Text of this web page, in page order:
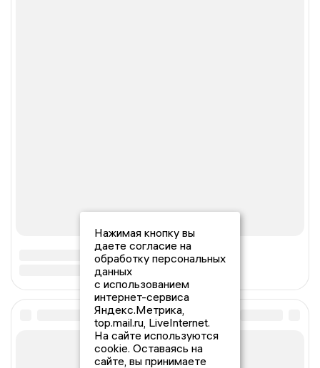
Нажимая кнопку вы
даете согласие на
обработку персональных
данных
с использованием
интернет-сервиса
Яндекс.Метрика,
top.mail.ru, LiveInternet.
На сайте используются
cookie. Оставаясь на
сайте, вы принимаете